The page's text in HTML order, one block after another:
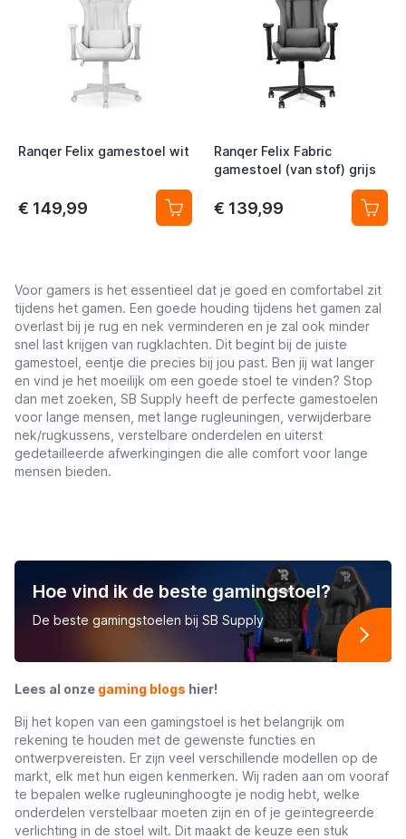
Ranqer Felix gamestoel wit
€ 149,99
Ranqer Felix Fabric
gamestoel (van stof) grijs
€ 139,99
Voor gamers is het essentieel dat je goed en comfortabel zit
tijdens het gamen. Een goede houding tijdens het gamen zal
overlast bij je rug en nek verminderen en je zal ook minder
snel last krijgen van rugklachten. Dit begint bij de juiste
gamestoel, eentje die precies bij jou past. Ben jij wat langer
en vind je het moeilijk om een goede stoel te vinden? Stop
dan met zoeken, SB Supply heeft de perfecte gamestoelen
voor lange mensen, met lange rugleuningen, verwijderbare
nek/rugkussens, verstelbare onderdelen en uiterst
gedetailleerde afwerkingingen die alle comfort voor lange
mensen bieden.
Hoe vind ik de beste gamingstoel?
De beste gamingstoelen bij SB Supply
Lees al onze gaming blogs hier!
Bij het kopen van een gamingstoel is het belangrijk om
rekening te houden met de gewenste functies en
ontwerpvereisten. Er zijn veel verschillende modellen op de
markt, elk met hun eigen kenmerken. Wij raden aan om vooraf
te bepalen welke rugleuninghoogte je nodig hebt, welke
onderdelen verstelbaar moeten zijn en of je geïntegreerde
verlichting in de stoel wilt. Dit maakt de keuze een stuk